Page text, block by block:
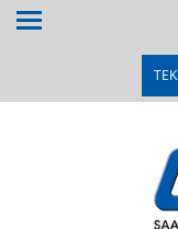
TUIS
PROMOSIES &